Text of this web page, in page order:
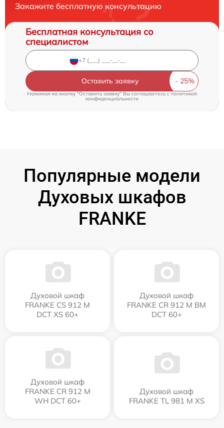
Закажите бесплатную консультацию
Бесплатная консультация со
специалистом
Оставить заявку
Нажимая на кнопку "Оставить заявку" Вы соглашаетесь cполитикой
конфиденциальности
Популярные модели
Духовых шкафов
FRANKE
Духовой шкаф
FRANKE CS 912 M
DCT XS 60+
Духовой шкаф
FRANKE CR 912 M BM
DCT 60+
Духовой шкаф
FRANKE CR 912 M
WH DCT 60+
Духовой шкаф
FRANKE TL 981 M XS